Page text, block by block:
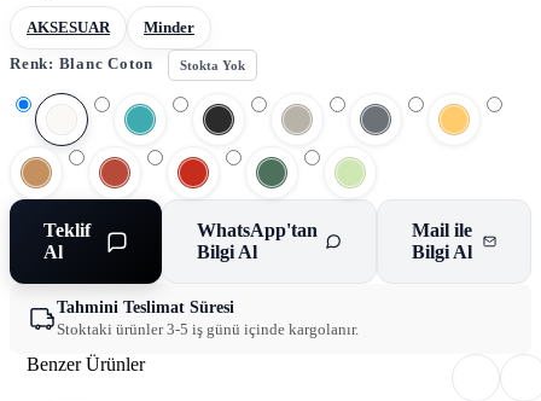
AKSESUAR
Minder
Renk: Blanc Coton Stokta Yok
Teklif
Al
WhatsApp'tan
Bilgi Al
Mail ile
Bilgi Al
Tahmini Teslimat Süresi
Stoktaki ürünler 3-5 iş günü içinde kargolanır.
Benzer Ürünler